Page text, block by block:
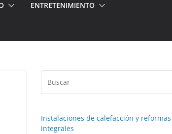
ENTRETENIMIENTO
Instalaciones de calefacción y reformas
integrales